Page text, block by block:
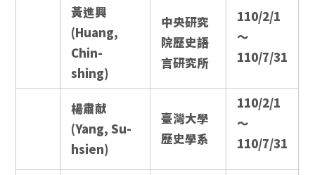
黃進興
(Huang,
Chin-
shing)
中央研究
院歷史語
言研究所
110/2/1
～
110/7/31
楊肅献
(Yang, Su-
hsien)
臺灣大學
歷史學系
110/2/1
～
110/7/31